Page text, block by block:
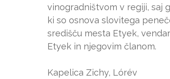
vinogradništvom v regiji, saj
ki so osnova slovitega
središču mesta Etyek,
Etyek in njegovim članom.
Kapelica Zichy, Lórév